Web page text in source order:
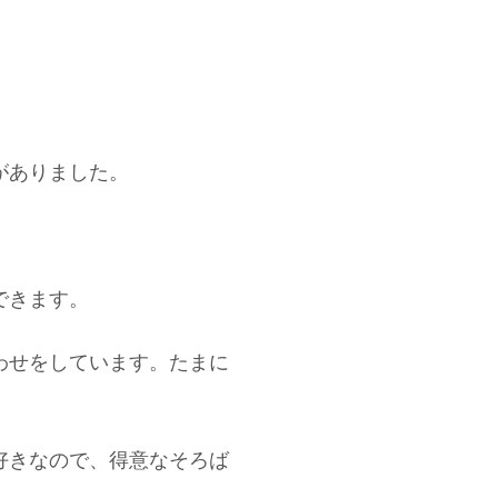
りました。
ます。
をしています。たまに
なので、得意なそろば